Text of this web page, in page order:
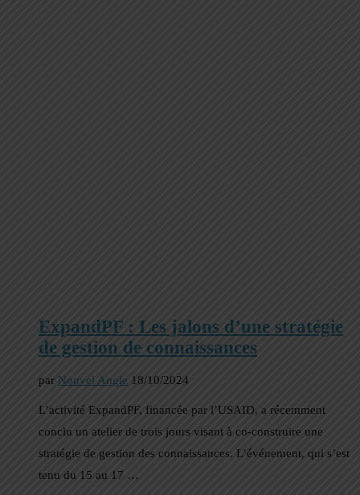
ExpandPF : Les jalons d’une stratégie
de gestion de connaissances
par Nouvel Angle 18/10/2024
L’activité ExpandPF, financée par l’USAID, a récemment
conclu un atelier de trois jours visant à co-construire une
stratégie de gestion des connaissances. L’événement, qui s’est
tenu du 15 au 17 …